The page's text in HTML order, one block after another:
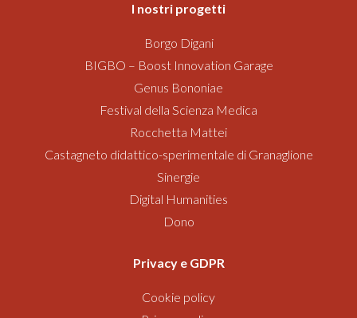
I nostri progetti
Borgo Digani
BIGBO – Boost Innovation Garage
Genus Bononiae
Festival della Scienza Medica
Rocchetta Mattei
Castagneto didattico-sperimentale di Granaglione
Sinergie
Digital Humanities
Dono
Privacy e GDPR
Cookie policy